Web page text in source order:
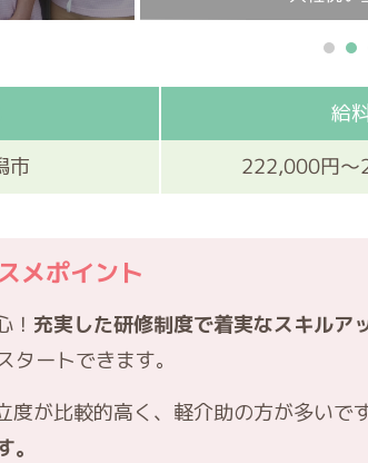
給
市
222,000円～
メポイント
！ 充実した研修制度で着実なスキルア
タートできます。
が比較的高く、軽介助の方が多いです